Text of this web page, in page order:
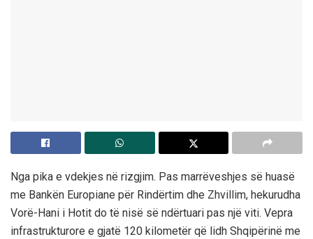
Nga pika e vdekjes në rizgjim. Pas marrëveshjes së huasë
me Bankën Europiane për Rindërtim dhe Zhvillim, hekurudha
Vorë-Hani i Hotit do të nisë së ndërtuari pas një viti. Vepra
infrastrukturore e gjatë 120 kilometër që lidh Shqipërinë me